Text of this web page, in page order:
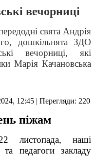
вечорниці
свята Андрія
дошкільнята ЗДО
вечорниці, які
Марія Качановська
12:45 | Перегляди: 220
піжам
листопада, наші
та педагоги закладу